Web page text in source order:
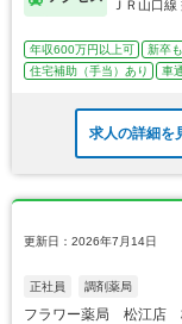
ＪＲ山口線
年収600万円以上可 新卒
住宅補助（手当）あり
車
求人の詳細を
更新日：2026年7月14日
正社員 調剤薬局
フラワー薬局 松江店